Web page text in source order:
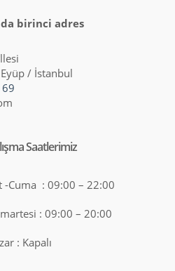
birinci adres
/ İstanbul
Saatlerimiz
-Cuma : 09:00 – 22:00
: 09:00 – 20:00
: Kapalı